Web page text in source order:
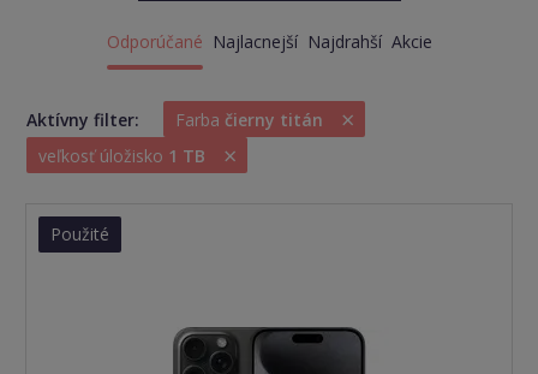
Odporúčané Najlacnejší Najdrahší Akcie
Aktívny filter: Farba čierny titán ×
veľkosť úložisko 1 TB ×
Použité